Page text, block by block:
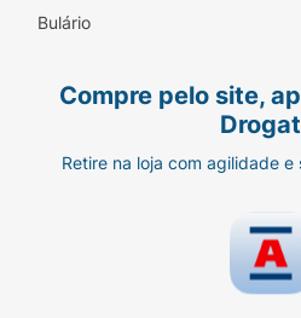
Bulário
Compre pelo site,
Retire na loja com agilidade